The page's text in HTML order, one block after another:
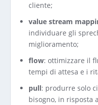
cliente;
value stream
individuare gli
miglioramento;
flow: ottimizzare il
tempi di attesa e i
pull: produrre solo
bisogno, in risposta